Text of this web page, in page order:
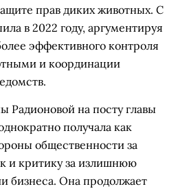
прав диких животных. С
в 2022 году, аргументируя
эффективного контроля
и координации
Радионовой на посту главы
получала как
общественности за
и критику за излишнюю
бизнеса. Она продолжает